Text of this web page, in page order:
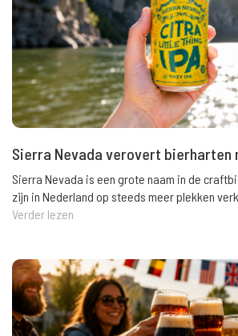
Sierra Nevada verovert
Sierra Nevada is een grote naam in de
zijn in Nederland op steeds meer plekken
Verder lezen